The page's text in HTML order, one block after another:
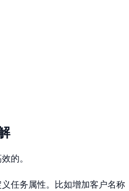
的。
任务属性。比如增加客户名称